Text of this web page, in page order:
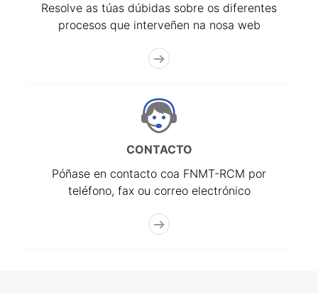
Resolve as túas dúbidas sobre os diferentes
procesos que interveñen na nosa web
CONTACTO
Póñase en contacto coa FNMT-RCM por
teléfono, fax ou correo electrónico